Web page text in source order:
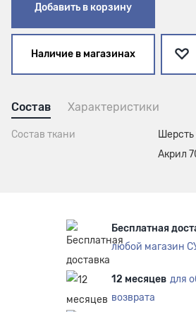
Добавить в корзину
Наличие в магазинах
Состав Характеристики
Состав ткани
Шерсть
Акрил
Бесплатная
любой магазин
12 месяцев для
возврата